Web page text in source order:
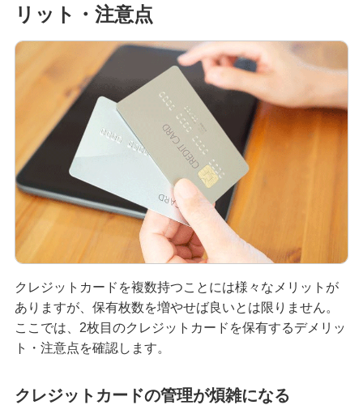
収等の条件、申込方法を解説
クレジットカードのキャッシングとは？利用方法
や返済方法、注意点を解説
クレジットカードのおすすめ国際ブランドは？そ
れぞれの特徴と選び方を解説
大学生もクレジットカードを申し込める！メリッ
トや選び方、おすすめの使い方を解説
クレジットカードを再発行する方法とは？流れや
注意点を解説
クレジットカードのリボ払いとは？仕組みやメリ
ット、注意点を分かりやすく解説
初めてのクレジットカードはどう選ぶ？申し込み
リット・注意点
クレジットカードを複数持つことには様々なメリットが
ありますが、保有枚数を増やせば良いとは限りません。
ここでは、2枚目のクレジットカードを保有するデメリッ
ト・注意点を確認します。
クレジットカードの管理が煩雑になる